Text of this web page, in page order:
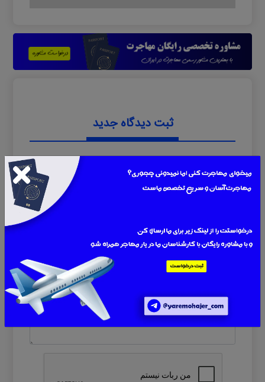
ثبت دیدگاه جدید
0 دیدگاه
نام
ایمیل یا موبایل